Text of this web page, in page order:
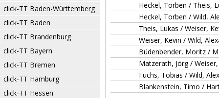
click-TT Baden-Württemberg
click-TT Baden
click-TT Brandenburg
click-TT Bayern
click-TT Bremen
click-TT Hamburg
click-TT Hessen
Heckel, Torben / Theis,
Heckel, Torben / Wild,
Theis, Lukas / Weiser,
Weiser, Kevin / Wild,
Büdenbender, Moritz /
Matzerath, Jörg /
Fuchs, Tobias / Wild,
Blankenstein, Timo /